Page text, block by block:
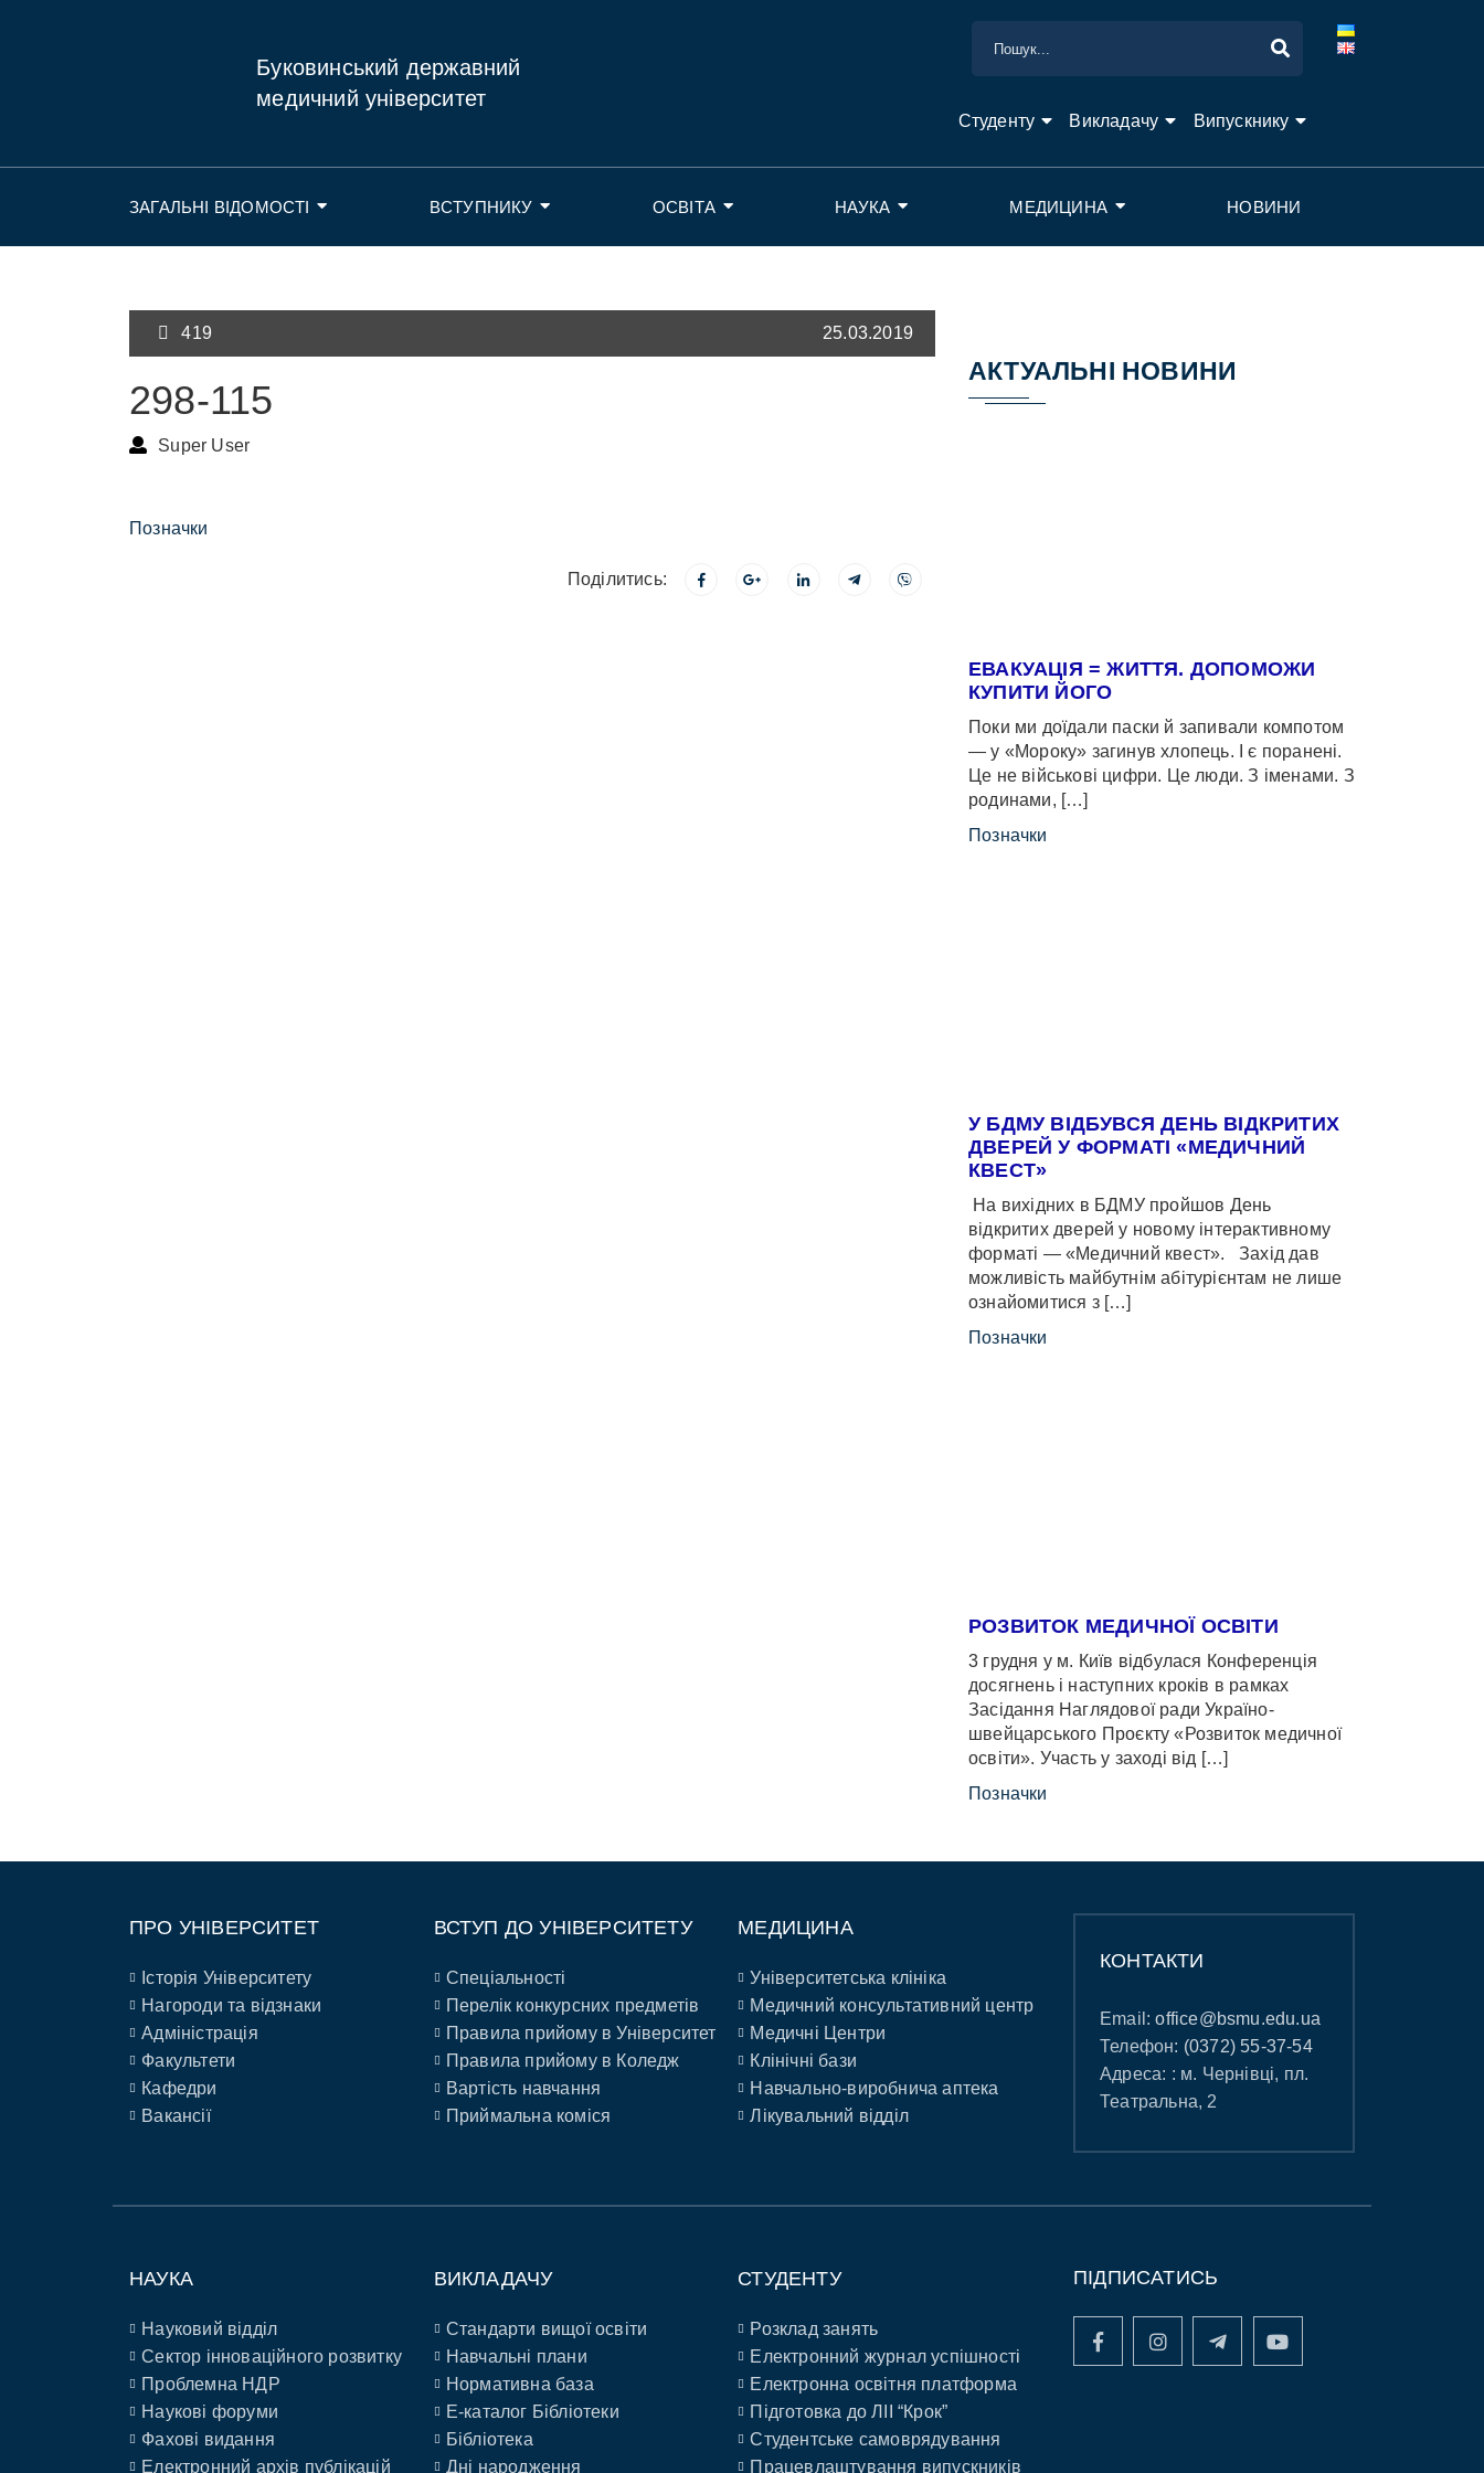
Буковинський державний
медичний університет
Студенту Викладачу Випускнику
ЗАГАЛЬНІ ВІДОМОСТІ ВСТУПНИКУ ОСВІТА НАУКА МЕДИЦИНА НОВИНИ
419 25.03.2019
298-115
Super User
Позначки
Поділитись:
АКТУАЛЬНІ НОВИНИ
ЕВАКУАЦІЯ = ЖИТТЯ. ДОПОМОЖИ
КУПИТИ ЙОГО
Поки ми доїдали паски й запивали компотом
— у «Мороку» загинув хлопець. І є поранені.
Це не військові цифри. Це люди. З іменами. З
родинами, […]
Позначки
У БДМУ ВІДБУВСЯ ДЕНЬ ВІДКРИТИХ
ДВЕРЕЙ У ФОРМАТІ «МЕДИЧНИЙ
КВЕСТ»
На вихідних в БДМУ пройшов День
відкритих дверей у новому інтерактивному
форматі — «Медичний квест». Захід дав
можливість майбутнім абітурієнтам не лише
ознайомитися з […]
Позначки
РОЗВИТОК МЕДИЧНОЇ ОСВІТИ
3 грудня у м. Київ відбулася Конференція
досягнень і наступних кроків в рамках
Засідання Наглядової ради Україно-
швейцарського Проєкту «Розвиток медичної
освіти». Участь у заході від […]
Позначки
ПРО УНІВЕРСИТЕТ
Історія Університету
Нагороди та відзнаки
Адміністрація
Факультети
Кафедри
Вакансії
ВСТУП ДО УНІВЕРСИТЕТУ
Спеціальності
Перелік конкурсних предметів
Правила прийому в Університет
Правила прийому в Коледж
Вартість навчання
Приймальна коміся
МЕДИЦИНА
Університетська клініка
Медичний консультативний центр
Медичні Центри
Клінічні бази
Навчально-виробнича аптека
Лікувальний відділ
КОНТАКТИ
Email:office@bsmu.edu.ua
Телефон: (0372) 55-37-54
Адреса: : м. Чернівці, пл.
Театральна, 2
НАУКА
Науковий відділ
Сектор інноваційного розвитку
Проблемна НДР
Наукові форуми
Фахові видання
Електронний архів публікацій
ВИКЛАДАЧУ
Стандарти вищої освіти
Навчальні плани
Нормативна база
E-каталог Бібліотеки
Бібліотека
Дні народження
СТУДЕНТУ
Розклад занять
Електронний журнал успішності
Електронна освітня платформа
Підготовка до ЛІІ “Крок”
Студентське самоврядування
Працевлаштування випускників
ПІДПИСАТИСЬ